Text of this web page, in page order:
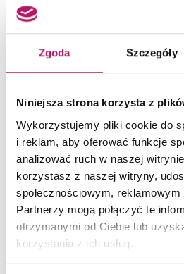
Zgoda Szczegóły
Niniejsza strona korzysta z
Wykorzystujemy pliki cookie do
i reklam, aby oferować funkcje
analizować ruch w naszej
korzystasz z naszej witryny,
społecznościowym,
Partnerzy mogą połączyć te
otrzymanymi od Ciebie lub
korzystania z ich usług.
Nowa Gala
Avenida
Płytki uniwersalne Avenida to
do wnętrz i przestrzeni
ścienno...
POWIĄZANE ZDJĘCIA